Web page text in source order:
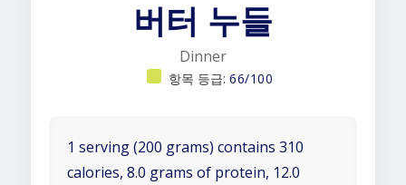
버터 누들
Dinner
항목 등급: 66/100
1 serving (200 grams) contains 310
calories, 8.0 grams of protein, 12.0